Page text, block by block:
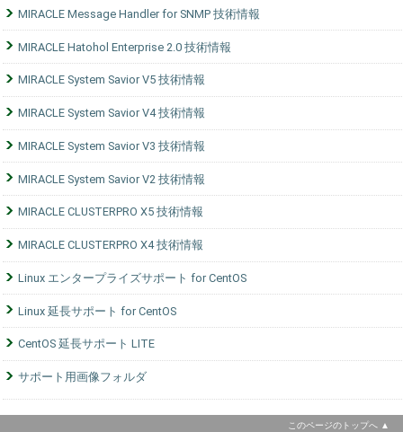
MIRACLE Message Handler for SNMP 技術情報
MIRACLE Hatohol Enterprise 2.0 技術情報
MIRACLE System Savior V5 技術情報
MIRACLE System Savior V4 技術情報
MIRACLE System Savior V3 技術情報
MIRACLE System Savior V2 技術情報
MIRACLE CLUSTERPRO X5 技術情報
MIRACLE CLUSTERPRO X4 技術情報
Linux エンタープライズサポート for CentOS
Linux 延長サポート for CentOS
CentOS 延長サポート LITE
サポート用画像フォルダ
このページのトップへ